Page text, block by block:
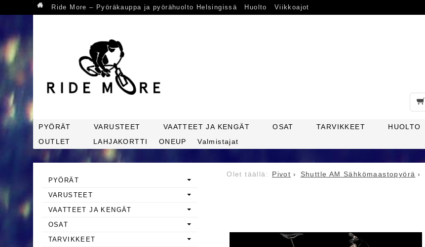
Ride More – Pyöräkauppa ja pyörähuolto Helsingissä Huolto Viikkoajot
PYÖRÄT VARUSTEET VAATTEET JA KENGÄT OSAT TARVIKKEET HUOLTO
OUTLET
LAHJAKORTTI ONEUP Valmistajat
Pivot Shuttle AM Sähkömaastopyörä
PYÖRÄT
VARUSTEET
VAATTEET JA KENGÄT
OSAT
TARVIKKEET